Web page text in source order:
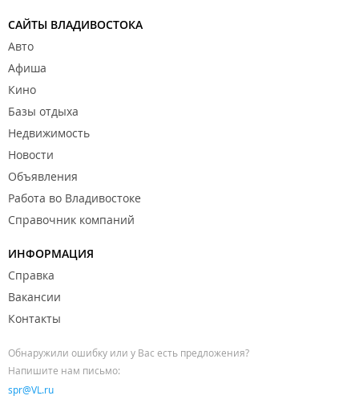
САЙТЫ ВЛАДИВОСТОКА
Авто
Афиша
Кино
Базы отдыха
Недвижимость
Новости
Объявления
Работа во Владивостоке
Справочник компаний
ИНФОРМАЦИЯ
Справка
Вакансии
Контакты
Обнаружили ошибку или у Вас есть предложения?
Напишите нам письмо:
spr@VL.ru